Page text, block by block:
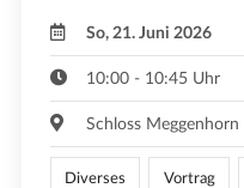
So, 21. Juni 2026
10:00 - 10:45 Uhr
Schloss Meggenhorn
Diverses Vortrag